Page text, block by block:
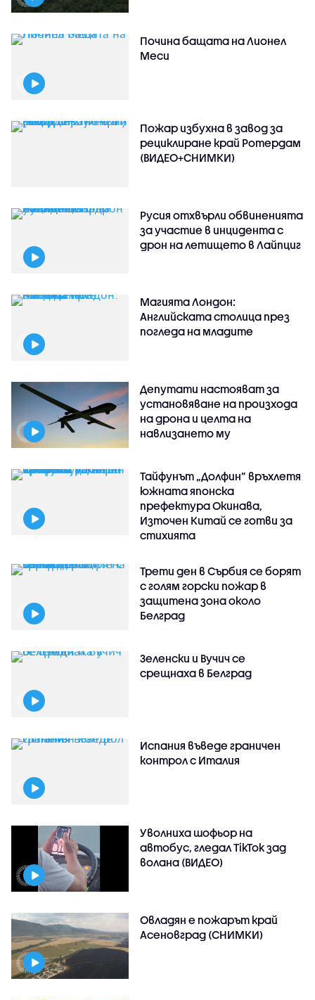
Почина бащата на Лионел
Меси
Пожар избухна в завод за
рециклиране край Ротердам
(ВИДЕО+СНИМКИ)
Русия отхвърли обвиненията
за участие в инцидента с
дрон на летището в Лайпциг
Магията Лондон:
Английската столица през
погледа на младите
Депутати настояват за
установяване на произхода
на дрона и целта на
навлизането му
Тайфунът „Долфин” връхлетя
южната японска
префектура Окинава,
Източен Китай се готви за
стихията
Трети ден в Сърбия се борят
с голям горски пожар в
защитена зона около
Белград
Зеленски и Вучич се
срещнаха в Белград
Испания въведе граничен
контрол с Италия
Уволниха шофьор на
автобус, гледал TikTok зад
волана (ВИДЕО)
Овладян е пожарът край
Асеновград (СНИМКИ)